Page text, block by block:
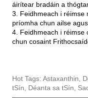
áirítear bradáin a
3. Feidhmeach i réimse
príomha chun ailse
4. Feidhmeach i réimse
chun cosaint
Hot Tags: Astaxanthin,
tSín, Déanta sa tSín,